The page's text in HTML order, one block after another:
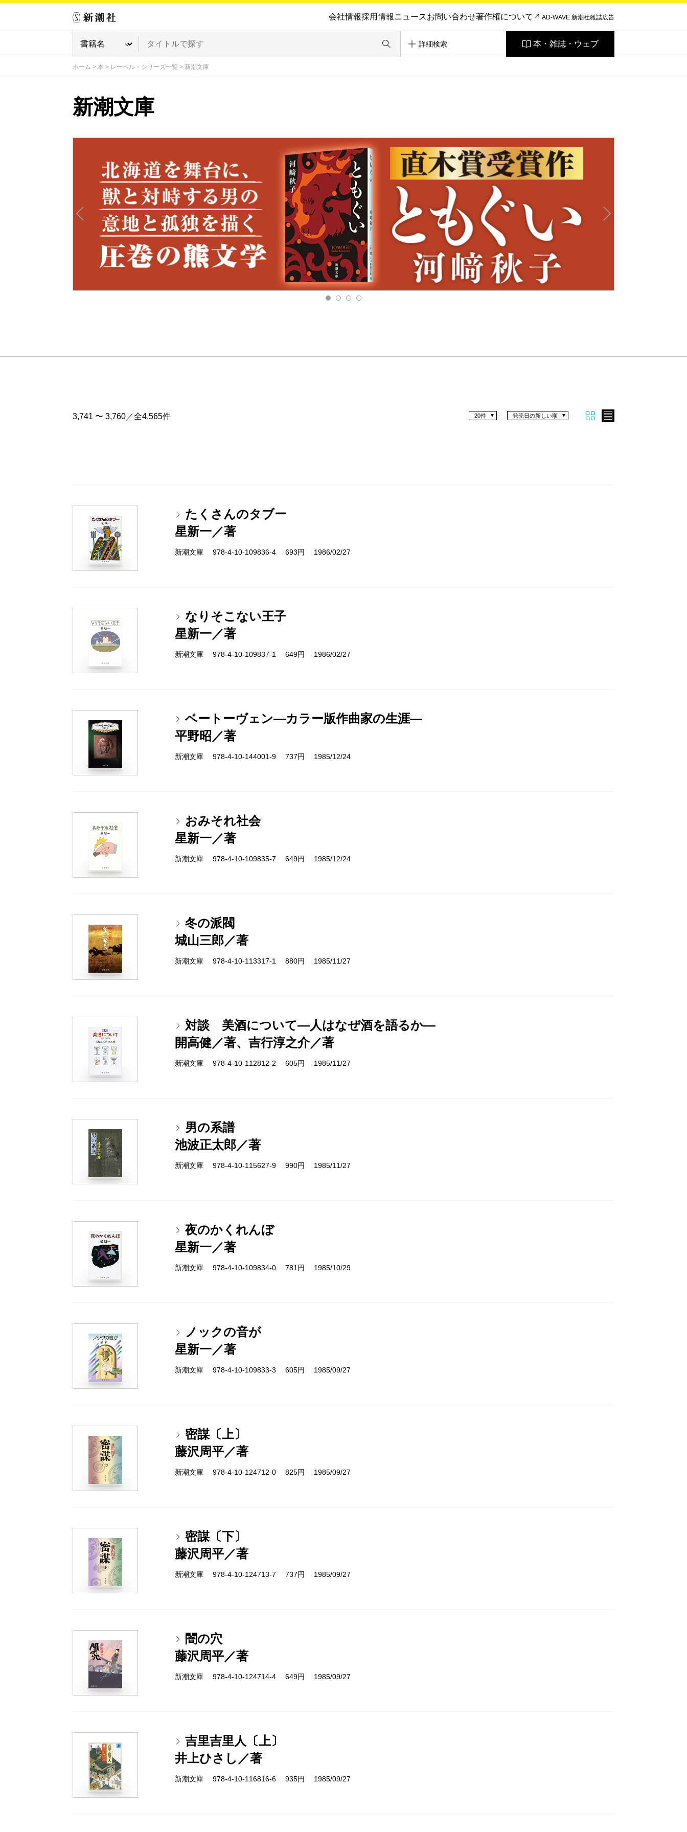
会社情報採用情報ニュースお問い合わせ著作権について AD-WAVE 新潮社雑誌広告
詳細検索 本・雑誌・ウェブ
ホーム > 本 > レーベル・シリーズ一覧 > 新潮文庫
新潮文庫
3,741 〜 3,760／全4,565件 発売日の新しい順
20件
たくさんのタブー
星新一／著
新潮文庫 978-4-10-109836-4 693円 1986/02/27
なりそこない王子
星新一／著
新潮文庫 978-4-10-109837-1 649円 1986/02/27
ベートーヴェン―カラー版作曲家の生涯―
平野昭／著
新潮文庫 978-4-10-144001-9 737円 1985/12/24
おみそれ社会
星新一／著
新潮文庫 978-4-10-109835-7 649円 1985/12/24
冬の派閥
城山三郎／著
新潮文庫 978-4-10-113317-1 880円 1985/11/27
対談 美酒について―人はなぜ酒を語るか―
開高健／著、吉行淳之介／著
新潮文庫 978-4-10-112812-2 605円 1985/11/27
男の系譜
池波正太郎／著
新潮文庫 978-4-10-115627-9 990円 1985/11/27
夜のかくれんぼ
星新一／著
新潮文庫 978-4-10-109834-0 781円 1985/10/29
ノックの音が
星新一／著
新潮文庫 978-4-10-109833-3 605円 1985/09/27
密謀〔上〕
藤沢周平／著
新潮文庫 978-4-10-124712-0 825円 1985/09/27
密謀〔下〕
藤沢周平／著
新潮文庫 978-4-10-124713-7 737円 1985/09/27
闇の穴
藤沢周平／著
新潮文庫 978-4-10-124714-4 649円 1985/09/27
吉里吉里人〔上〕
井上ひさし／著
新潮文庫 978-4-10-116816-6 935円 1985/09/27